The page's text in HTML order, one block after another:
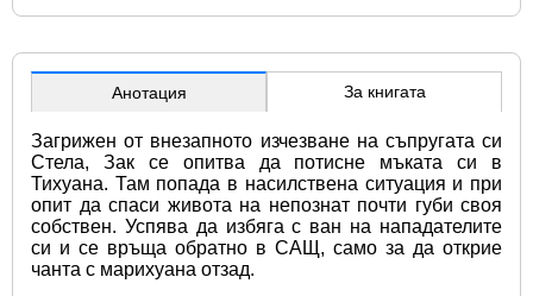
Анотация За книгата
Загрижен от внезапното изчезване на съпругата си
Стела, Зак се опитва да потисне мъката си в
Тихуана. Там попада в насилствена ситуация и при
опит да спаси живота на непознат почти губи своя
собствен. Успява да избяга с ван на нападателите
си и се връща обратно в САЩ, само за да открие
чанта с марихуана отзад.